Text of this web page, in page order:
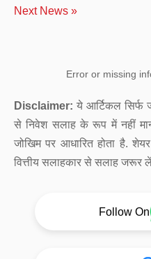
Next News »
Error or missing
Disclaimer: ये आर्टिकल सिर्फ
से निवेश सलाह के रूप में नहीं
जोखिम पर आधारित होता है.
वित्तीय सलाहकार से सलाह जरूर
Follow On